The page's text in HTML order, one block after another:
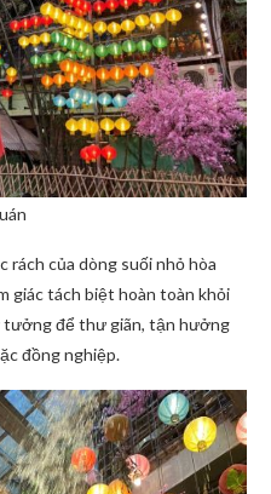
rách của dòng suối nhỏ hòa
giác tách biệt hoàn toàn khỏi
tưởng để thư giãn, tận hưởng
đồng nghiệp.